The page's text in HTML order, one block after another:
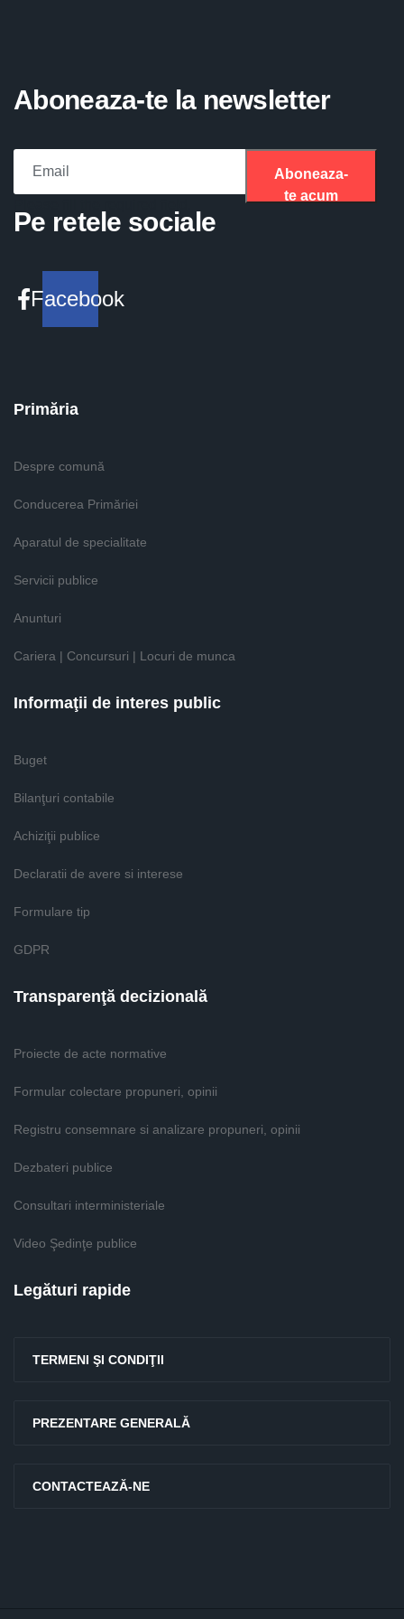
Aboneaza-te la newsletter
Aboneaza-
te acum
Pe retele sociale
Facebook
Primăria
Despre comună
Conducerea Primăriei
Aparatul de specialitate
Servicii publice
Anunturi
Cariera | Concursuri | Locuri de munca
Informaţii de interes public
Buget
Bilanţuri contabile
Achiziţii publice
Declaratii de avere si interese
Formulare tip
GDPR
Transparenţă decizională
Proiecte de acte normative
Formular colectare propuneri, opinii
Registru consemnare si analizare propuneri, opinii
Dezbateri publice
Consultari interministeriale
Video Şedinţe publice
Legături rapide
TERMENI ŞI CONDIŢII
PREZENTARE GENERALĂ
CONTACTEAZĂ-NE